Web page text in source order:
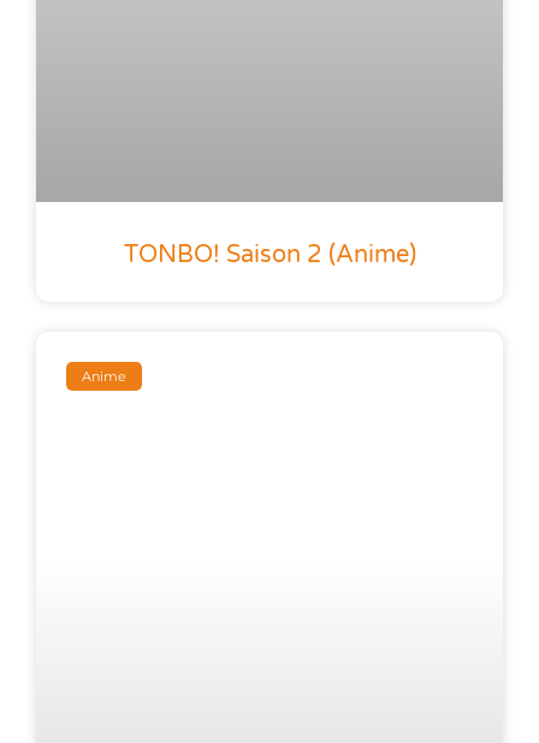
TONBO! Saison 2 (anime)
Anime